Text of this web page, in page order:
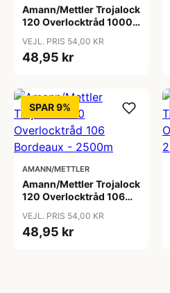
Amann/Mettler Trojalock
120 Overlocktråd 1000
VEJL. PRIS 54,00 KR
48,95 kr
SPAR 9%
AMANN/METTLER
Amann/Mettler Trojalock
120 Overlocktråd 106
VEJL. PRIS 54,00 KR
48,95 kr